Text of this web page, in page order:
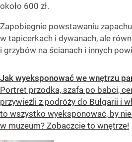
około 600 zł.
Zapobiegnie powstawaniu
w tapicerkach i dywanach, ale
i grzybów na ścianach i innych
Jak wyeksponować we wnętrzu
Portret przodka, szafa po babci,
przywieźli z podróży do Bułgarii i
to wszystko wyeksponować, by
w muzeum? Zobaczcie to wnętrze!